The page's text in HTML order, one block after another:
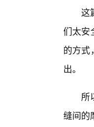
这
们太安
的方式
出。
所
缝间的